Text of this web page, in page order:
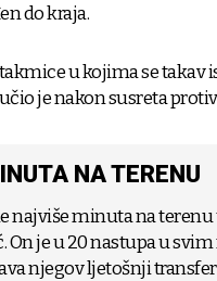
do kraja.
u kojima se takav
je nakon susreta
NA TERENU
najviše minuta na
On je u 20 nastupa u
njegov ljetošnji